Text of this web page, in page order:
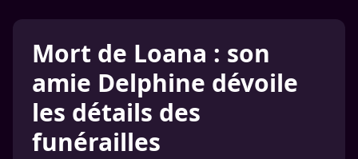
Mort de Loana : son
amie Delphine dévoile
les détails des
funérailles